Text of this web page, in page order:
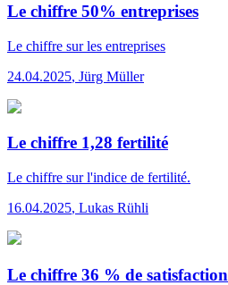
Le chiffre 50% entreprises
Le chiffre sur les entreprises
24.04.2025, Jürg Müller
Le chiffre 1,28 fertilité
Le chiffre sur l'indice de fertilité.
16.04.2025, Lukas Rühli
Le chiffre 36 % de satisfaction